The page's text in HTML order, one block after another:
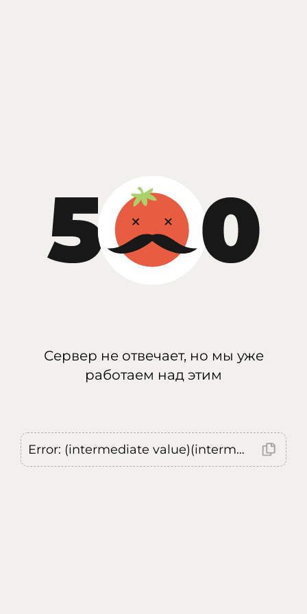
Сервер не отвечает, но мы уже
работаем над этим
Error: (intermediate value)(intermediate value)(intermediate value).replaceAll is not a function